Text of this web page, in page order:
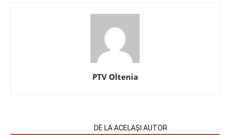
PTV Oltenia
DE LA ACELAȘI AUTOR